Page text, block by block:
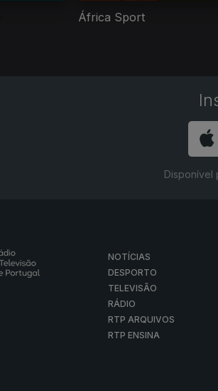
África Sport
Disponível
NOTÍCIAS
DESPORTO
TELEVISÃO
RÁDIO
RTP ARQUIVOS
RTP ENSINA